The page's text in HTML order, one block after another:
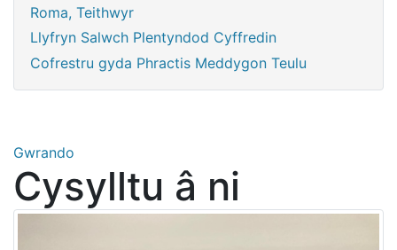
Roma, Teithwyr
Llyfryn Salwch Plentyndod Cyffredin
Cofrestru gyda Phractis Meddygon Teulu
Gwrando
Cysylltu â ni